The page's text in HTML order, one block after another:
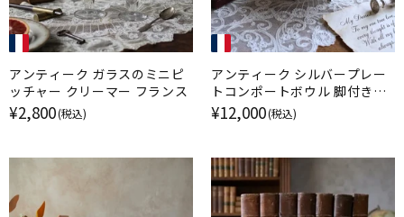
アンティーク ガラスのミニピ
ッチャー クリーマー フランス
¥2,800(税込)
アンティーク シルバープレー
トコンポートボウル 脚付きデ
ィッシュ フランス
¥12,000(税込)